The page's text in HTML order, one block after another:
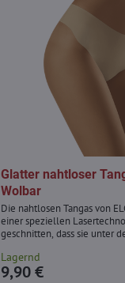
Glatter nahtloser
Wolbar
Die nahtlosen Tangas von
einer speziellen
geschnitten, dass sie unter
Lagernd
9,90 €